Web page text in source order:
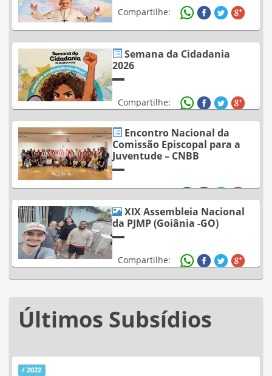
Compartilhe:
Semana da Cidadania
2026
Compartilhe:
Encontro Nacional da
Comissão Episcopal para a
Juventude – CNBB
Compartilhe:
XIX Assembleia Nacional
da PJMP (Goiânia -GO)
Compartilhe:
Últimos Subsídios
/ 2022